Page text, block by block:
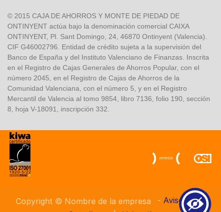
© 2015 CAJA DE AHORROS Y MONTE DE PIEDAD DE
ONTINYENT actúa bajo la denominación comercial CAIXA
ONTINYENT, Pl. Sant Domingo, 24, 46870 Ontinyent (Valencia).
CIF G46002796. Entidad de crédito sujeta a la supervisión del
Banco de España y del Instituto Valenciano de Finanzas. Inscrita
en el Registro de Cajas Generales de Ahorros Popular, con el
número 2045, en el Registro de Cajas de Ahorros de la
Comunidad Valenciana, con el número 5, y en el Registro
Mercantil de Valencia al tomo 9854, libro 7136, folio 190, sección
8, hoja V-18091, inscripción 332.
Copyright © Nombre de la empresa - Aviso Legal